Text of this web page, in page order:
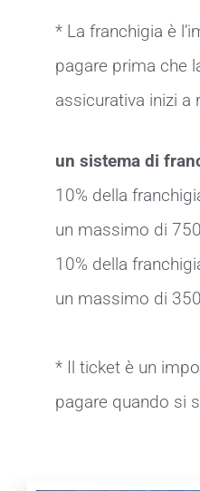
* La franchigia è
pagare prima che
assicurativa inizi a
un sistema di
10% della
un massimo di
10% della
un massimo di
* Il ticket è un
pagare quando si